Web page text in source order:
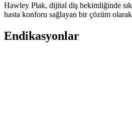
Hawley Plak, dijital diş hekimliğinde
hasta konforu sağlayan bir çözüm olarak
Endikasyonlar